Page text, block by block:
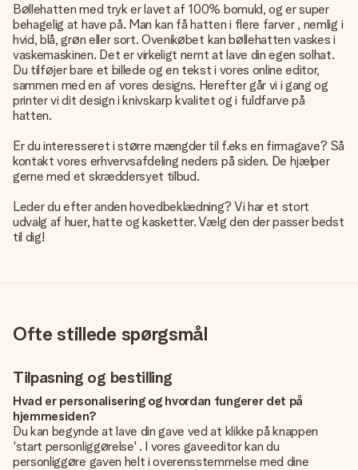
Bøllehatten med tryk er lavet af 100% bomuld, og er super
behagelig at have på. Man kan få hatten i flere farver , nemlig i
hvid, blå, grøn eller sort. Ovenikøbet kan bøllehatten vaskes i
vaskemaskinen. Det er virkeligt nemt at lave din egen solhat.
Du tilføjer bare et billede og en tekst i vores online editor,
sammen med en af vores designs. Herefter går vi i gang og
printer vi dit design i knivskarp kvalitet og i fuldfarve på
hatten.
Er du interesseret i større mængder til f.eks en firmagave? Så
kontakt vores erhvervsafdeling neders på siden. De hjælper
gerne med et skræddersyet tilbud.
Leder du efter anden hovedbeklædning? Vi har et stort
udvalg af huer, hatte og kasketter. Vælg den der passer bedst
til dig!
Ofte stillede spørgsmål
Tilpasning og bestilling
Hvad er personalisering og hvordan fungerer det på
hjemmesiden?
Du kan begynde at lave din gave ved at klikke på knappen
'start personliggørelse' . I vores gaveeditor kan du
personliggøre gaven helt i overensstemmelse med dine